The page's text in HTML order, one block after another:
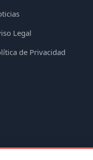
Legal
de Privacidad